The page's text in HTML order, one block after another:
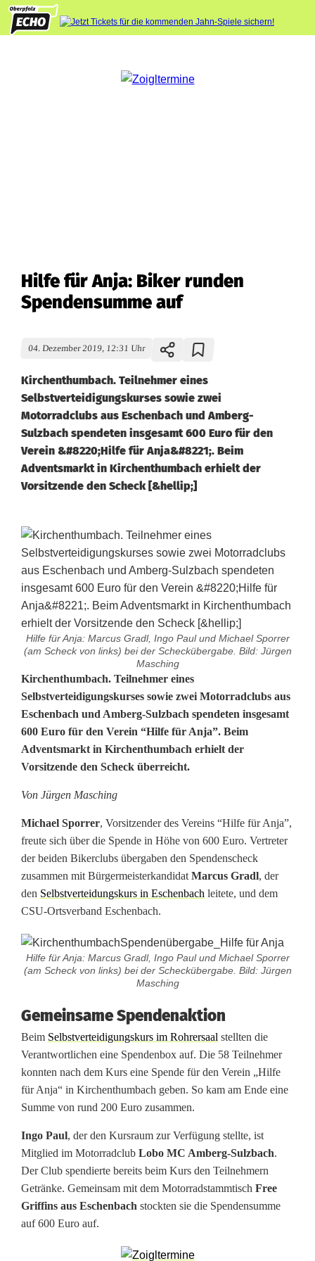
Hilfe für Anja: Biker runden
Spendensumme auf
04. Dezember 2019, 12:31 Uhr
Kirchenthumbach. Teilnehmer eines
Selbstverteidigungskurses sowie zwei
Motorradclubs aus Eschenbach und Amberg-
Sulzbach spendeten insgesamt 600 Euro für den
Verein &#8220;Hilfe für Anja&#8221;. Beim
Adventsmarkt in Kirchenthumbach erhielt der
Vorsitzende den Scheck [&hellip;]
Hilfe für Anja: Marcus Gradl, Ingo Paul und Michael Sporrer
(am Scheck von links) bei der Scheckübergabe. Bild: Jürgen
Masching
H
i
l
f
e
f
ü
r
A
j
a
B
i
k
e
r
r
u
n
Kirchenthumbach. Teilnehmer eines
Selbstverteidigungskurses sowie zwei Motorradclubs aus
Eschenbach und Amberg-Sulzbach spendeten insgesamt
600 Euro für den Verein “Hilfe für Anja”. Beim
Adventsmarkt in Kirchenthumbach erhielt der
Vorsitzende den Scheck überreicht.
Von Jürgen Masching
Michael Sporrer, Vorsitzender des Vereins “Hilfe für Anja”,
freute sich über die Spende in Höhe von 600 Euro. Vertreter
der beiden Bikerclubs übergaben den Spendenscheck
zusammen mit Bürgermeisterkandidat Marcus Gradl, der
den Selbstverteidungskurs in Eschenbach leitete, und dem
CSU-Ortsverband Eschenbach.
Hilfe für Anja: Marcus Gradl, Ingo Paul und Michael Sporrer
(am Scheck von links) bei der Scheckübergabe. Bild: Jürgen
Masching
Gemeinsame Spendenaktion
Beim Selbstverteidigungskurs im Rohrersaal stellten die
Verantwortlichen eine Spendenbox auf. Die 58 Teilnehmer
konnten nach dem Kurs eine Spende für den Verein „Hilfe
für Anja“ in Kirchenthumbach geben. So kam am Ende eine
Summe von rund 200 Euro zusammen.
Ingo Paul, der den Kursraum zur Verfügung stellte, ist
Mitglied im Motorradclub Lobo MC Amberg-Sulzbach.
Der Club spendierte bereits beim Kurs den Teilnehmern
Getränke. Gemeinsam mit dem Motorradstammtisch Free
Griffins aus Eschenbach stockten sie die Spendensumme
auf 600 Euro auf.